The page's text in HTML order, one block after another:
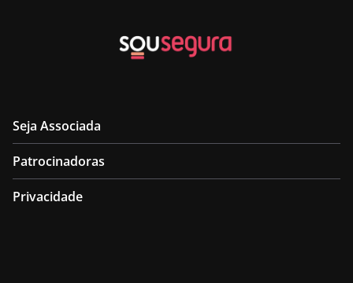
Seja Associada
Patrocinadoras
Privacidade